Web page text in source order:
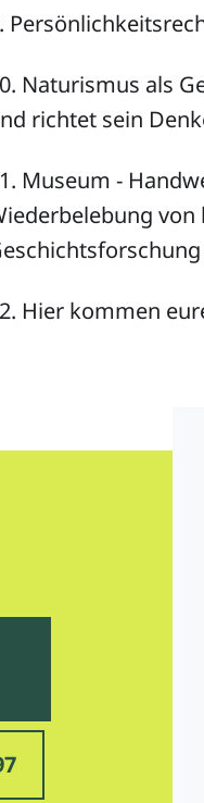
Naturismus als
richtet sein
Museum -
Hier kommen